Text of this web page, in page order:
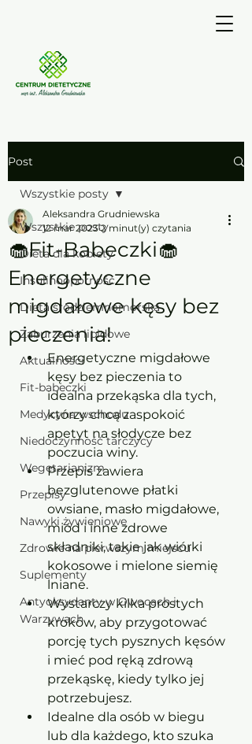
Post
Wszystkie posty
Dieta dla kobiety
Insulinooporność
Dieta śródziemnomorska
Zaburzenia lipidowe
Aktualności
Fit-babeczki
Medycyna wschodu
Niedoczynność tarczycy
Wegetarianizm
Przepisy
Nawyki żywieniowe
Zdrowie na pierwszym miejscu
Suplementy
Antyoksydanty w Owocach i
Warzywach
Wszystkie posty
🧁Fit-Babeczki🧁
Energetyczne
migdałowe kęsy bez
pieczenia!
Aleksandra Grudniewska
12 mar 2023 2 minut(y) czytania
Energetyczne migdałowe
kęsy bez pieczenia to
idealna przekąska dla tych,
którzy chcą zaspokoić
apetyt na słodycze bez
poczucia winy.
Przepis zawiera
bezglutenowe płatki
owsiane, masło migdałowe,
miód i inne zdrowe
składniki, takie jak wiórki
kokosowe i mielone siemię
lniane.
Wystarczy kilka prostych
kroków, aby przygotować
porcję tych pysznych kęsów
i mieć pod ręką zdrową
przekąskę, kiedy tylko jej
potrzebujesz.
Idealne dla osób w biegu
lub dla każdego, kto szuka